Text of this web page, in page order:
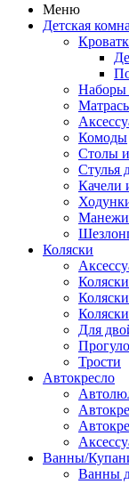
Меню
Детская
Наборы
Комоды
Столы и
Стулья
Качели
Манежи
Коляски
Для
Трости
Автокресло
Ванны/
Ванны